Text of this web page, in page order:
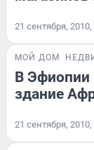
21 сентября, 2010,
МОЙ ДОМ
В Эфиопии
здание
21 сентября, 2010,